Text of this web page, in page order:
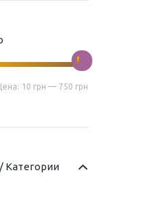
10 грн — 750 грн
/ Категории